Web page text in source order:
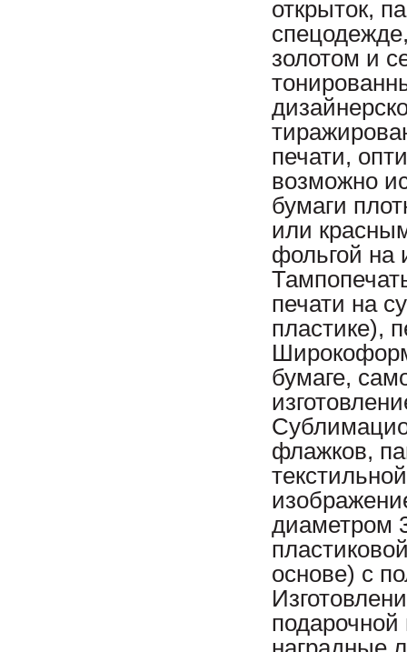
открыток,
золотом и
печати,
возможно
бумаги
или
фольгой на
печати на
пластике),
бумаге,
флажков,
диаметром
основе) с